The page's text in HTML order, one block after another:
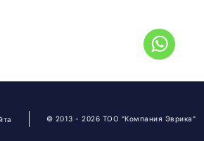
© 2013 - 2026 ТОО "Компания Эврика"